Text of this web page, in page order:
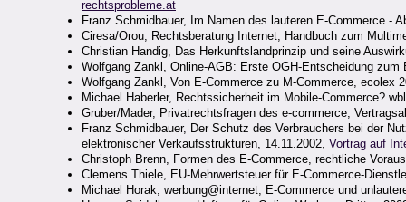
rechtsprobleme.at
Franz Schmidbauer, Im Namen des lauteren E-Commerce -
Ciresa/Orou, Rechtsberatung Internet, Handbuch zum
Christian Handig, Das Herkunftslandprinzip und seine
Wolfgang Zankl, Online-AGB: Erste OGH-Entscheidung
Wolfgang Zankl, Von E-Commerce zu M-Commerce, ecolex
Michael Haberler, Rechtssicherheit im Mobile-Commerce?
Gruber/Mader, Privatrechtsfragen des e-commerce,
Franz Schmidbauer, Der Schutz des Verbrauchers bei der
elektronischer Verkaufsstrukturen, 14.11.2002, Vortrag auf
Christoph Brenn, Formen des E-Commerce, rechtliche
Clemens Thiele, EU-Mehrwertsteuer für E-Commerce-
Michael Horak, werbung@internet, E-Commerce und